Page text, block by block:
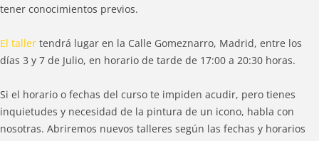
tener conocimientos previos.
El taller tendrá lugar en la Calle Gomeznarro, Madrid, entre los
días 3 y 7 de Julio, en horario de tarde de 17:00 a 20:30 horas.
Si el horario o fechas del curso te impiden acudir, pero tienes
inquietudes y necesidad de la pintura de un icono, habla con
nosotras. Abriremos nuevos talleres según las fechas y horarios